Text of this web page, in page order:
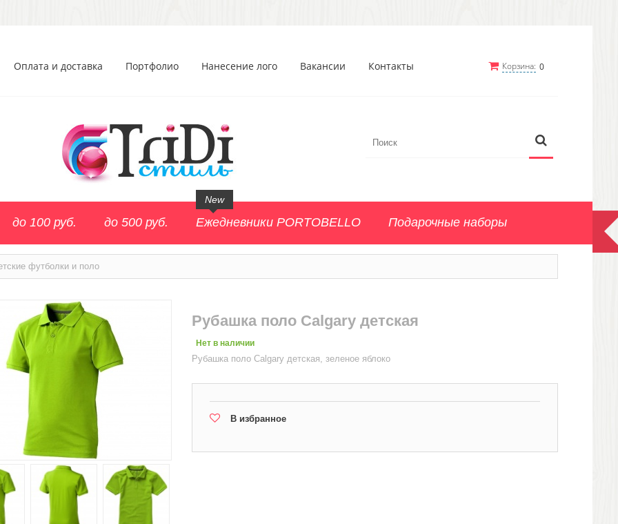
Корзина: 0
Оплата и доставка Портфолио Нанесение лого Вакансии Контакты
до 100 руб. до 500 руб. Ежедневники PORTOBELLO
New
Подарочные наборы
футболки и поло
Рубашка поло Calgary детская
Нет в наличии
Рубашка поло Calgary детская, зеленое яблоко
В избранное